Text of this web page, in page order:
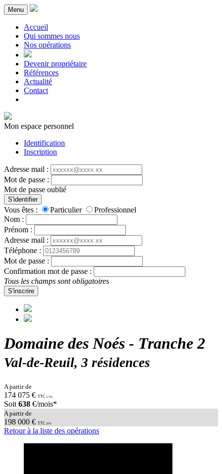
Menu
Accueil
Qui sommes nous
Nos opérations
Devenir propriétaire
Références
Actualité
Contact
Mon espace personnel
Identification
Inscription
Adresse mail :
Mot de passe :
Mot de passe oublié
S'identifier
Vous êtes : Particulier
Professionnel
Nom :
Prénom :
Adresse mail :
Téléphone :
Mot de passe :
Confirmation mot de passe :
Tous les champs sont obligatoires
S'inscrire
Domaine des Noés - Tranche 2
Val-de-Reuil, 3 résidences
A partir de
174 075 € TTC 5.5%
Soit 638 €/mois*
A partir de
198 000 € TTC 20%
Retour à la liste des opérations